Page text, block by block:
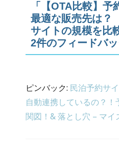
「【OTA比較】
最適な販売先は
サイトの規模を比
2件のフィードバ
ピンバック: 民泊予約サ
自動連携しているの？
関図！& 落とし穴 – マ